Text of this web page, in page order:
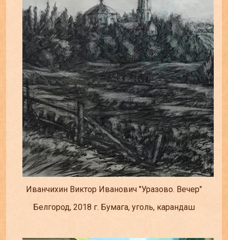
Иванчихин Виктор Иванович "Уразово. Вечер"
Белгород, 2018 г. Бумага, уголь, карандаш